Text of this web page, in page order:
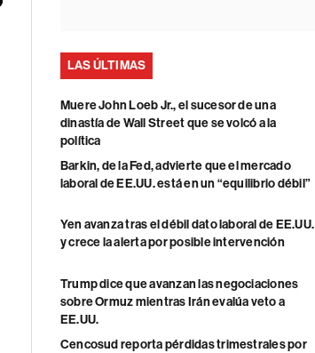
LAS ÚLTIMAS
Muere John Loeb Jr., el sucesor de una
dinastía de Wall Street que se volcó a la
política
Barkin, de la Fed, advierte que el mercado
laboral de EE.UU. está en un “equilibrio débil”
Yen avanza tras el débil dato laboral de EE.UU.
y crece la alerta por posible intervención
Trump dice que avanzan las negociaciones
sobre Ormuz mientras Irán evalúa veto a
EE.UU.
Cencosud reporta pérdidas trimestrales por